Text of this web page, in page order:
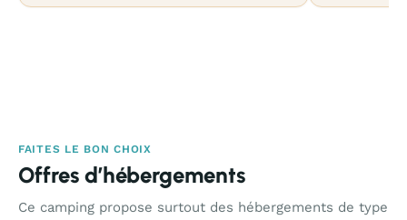
FAITES LE BON CHOIX
Offres d’hébergements
Ce camping propose surtout des hébergements de type